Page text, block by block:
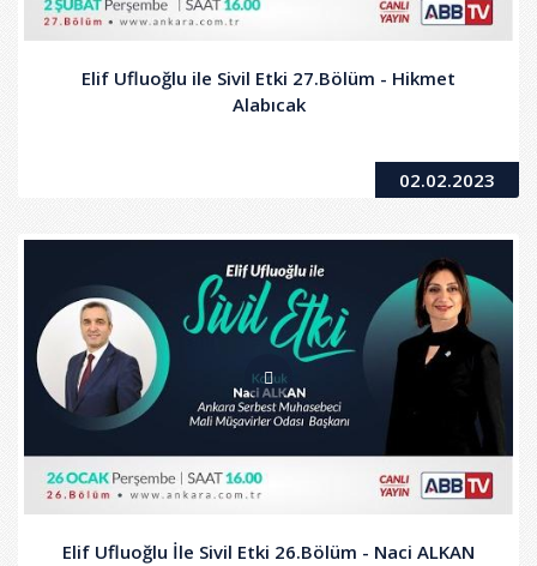
Elif Ufluoğlu ile Sivil Etki 27.Bölüm - Hikmet
Alabıcak
02.02.2023
Elif Ufluoğlu İle Sivil Etki 26.Bölüm - Naci ALKAN